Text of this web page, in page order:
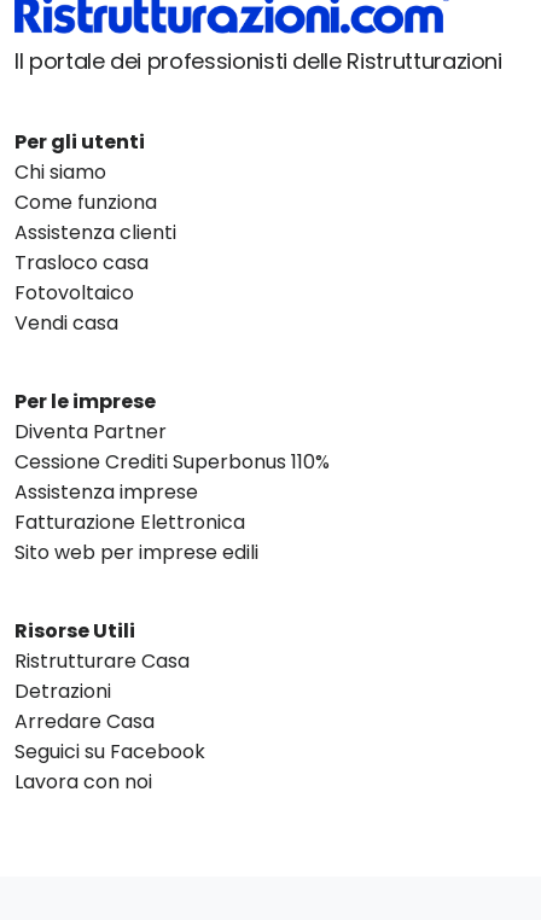
Il portale dei professionisti delle Ristrutturazioni
Per gli utenti
Chi siamo
Come funziona
Assistenza clienti
Trasloco casa
Fotovoltaico
Vendi casa
Per le imprese
Diventa Partner
Cessione Crediti Superbonus 110%
Assistenza imprese
Fatturazione Elettronica
Sito web per imprese edili
Risorse Utili
Ristrutturare Casa
Detrazioni
Arredare Casa
Seguici su Facebook
Lavora con noi